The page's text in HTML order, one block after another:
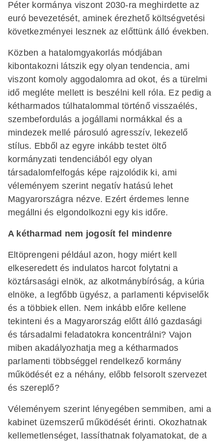
Péter kormánya viszont 2030-ra meghirdette az
euró bevezetését, aminek érezhető költségvetési
következményei lesznek az előttünk álló években.
Közben a hatalomgyakorlás módjában
kibontakozni látszik egy olyan tendencia, ami
viszont komoly aggodalomra ad okot, és a türelmi
idő megléte mellett is beszélni kell róla. Ez pedig a
kétharmados túlhatalommal történő visszaélés,
szembefordulás a jogállami normákkal és a
mindezek mellé párosuló agresszív, lekezelő
stílus. Ebből az egyre inkább testet öltő
kormányzati tendenciából egy olyan
társadalomfelfogás képe rajzolódik ki, ami
véleményem szerint negatív hatású lehet
Magyarországra nézve. Ezért érdemes lenne
megállni és elgondolkozni egy kis időre.
A kétharmad nem jogosít fel mindenre
Eltöprengeni például azon, hogy miért kell
elkeseredett és indulatos harcot folytatni a
köztársasági elnök, az alkotmánybíróság, a kúria
elnöke, a legfőbb ügyész, a parlamenti képviselők
és a többiek ellen. Nem inkább előre kellene
tekinteni és a Magyarország előtt álló gazdasági
és társadalmi feladatokra koncentrálni? Vajon
miben akadályozhatja meg a kétharmados
parlamenti többséggel rendelkező kormány
működését ez a néhány, előbb felsorolt szervezet
és szereplő?
Véleményem szerint lényegében semmiben, ami a
kabinet üzemszerű működését érinti. Okozhatnak
kellemetlenséget, lassíthatnak folyamatokat, de a